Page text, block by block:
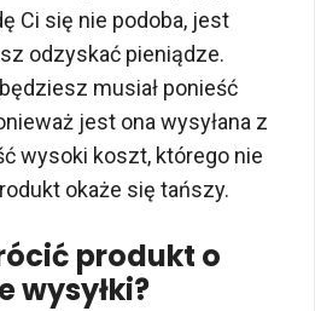
Ci się nie podoba, jest
odzyskać pieniądze.
musiał ponieść
jest ona wysyłana z
wysoki koszt, którego nie
okaże się tańszy.
produkt o
wysyłki?